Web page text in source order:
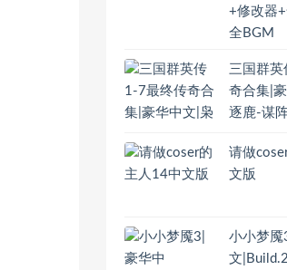
+修改器
全BGM
三国群
奇合集|
逐鹿-谋
请做
文版
小小梦魇
文